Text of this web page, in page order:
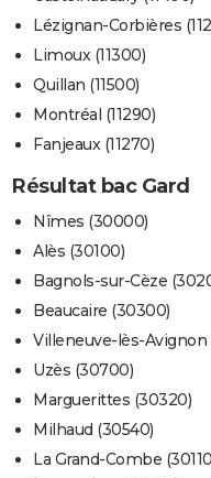
Lézignan-Corbières
Limoux (11300)
Quillan (11500)
Montréal (11290)
Fanjeaux (11270)
Résultat bac Gard
Nîmes (30000)
Alès (30100)
Bagnols-sur-Cèze
Beaucaire (30300)
Villeneuve-lès-Avignon
Uzès (30700)
Marguerittes (30320)
Milhaud (30540)
La Grand-Combe